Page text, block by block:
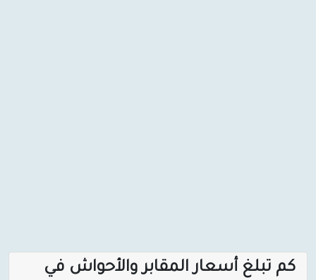
كم تبلغ أسعار المقابر والأحواش في